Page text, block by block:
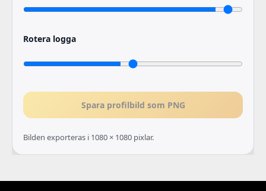
Rotera logga
Spara profilbild som PNG
Bilden exporteras i 1080 × 1080 pixlar.